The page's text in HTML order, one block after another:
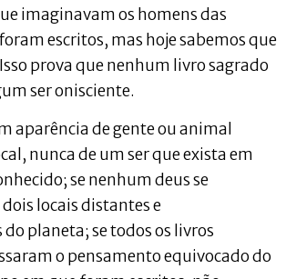
imaginavam os homens das
escritos, mas hoje sabemos que
prova que nenhum livro sagrado
ser onisciente.
aparência de gente ou animal
nunca de um ser que exista em
se nenhum deus se
locais distantes e
planeta; se todos os livros
o pensamento equivocado do